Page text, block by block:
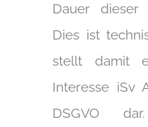
Dauer dieser
Dies ist
stellt damit
Interesse
DSGVO